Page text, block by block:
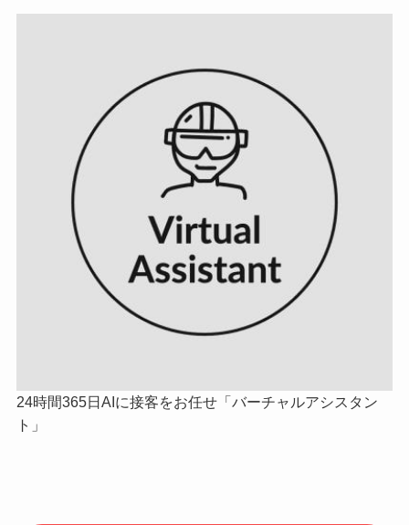
24時間365日AIに接客をお任せ「バーチャルアシスタン
ト」